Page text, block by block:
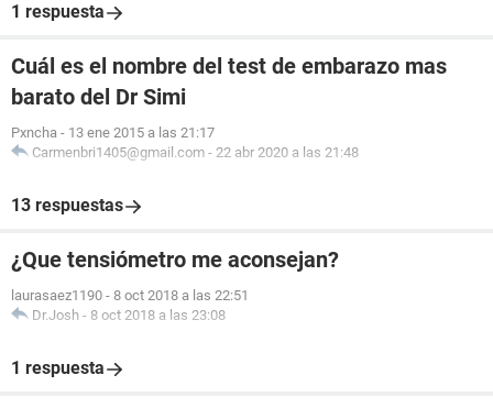
1 respuesta
Cuál es el nombre del test de embarazo mas
barato del Dr Simi
Pxncha - 13 ene 2015 a las 21:17
Carmenbri1405@gmail.com - 22 abr 2020 a las 21:48
13 respuestas
¿Que tensiómetro me aconsejan?
laurasaez1190 - 8 oct 2018 a las 22:51
Dr.Josh - 8 oct 2018 a las 23:08
1 respuesta